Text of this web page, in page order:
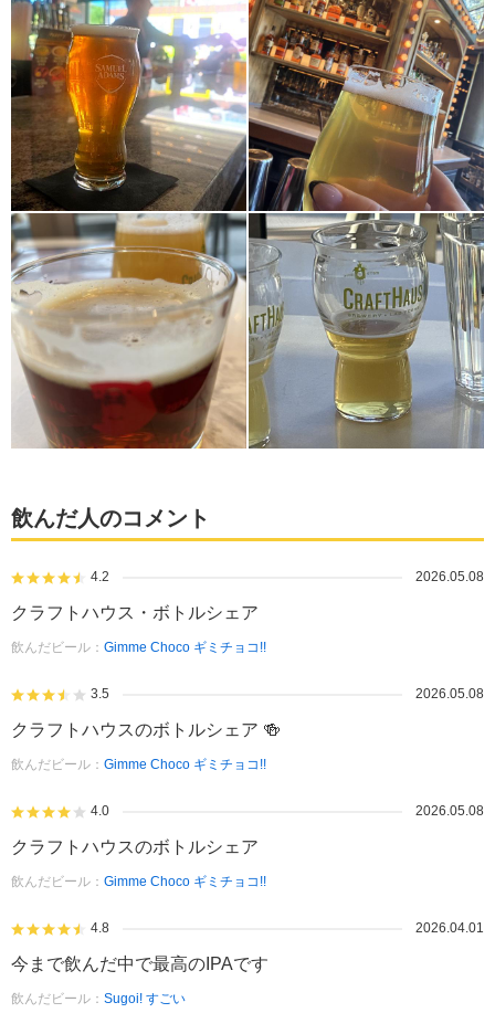
飲んだ人のコメント
4.2 2026.05.08
クラフトハウス・ボトルシェア
飲んだビール： Gimme Choco ギミチョコ!!
3.5 2026.05.08
クラフトハウスのボトルシェア 🍻
飲んだビール： Gimme Choco ギミチョコ!!
4.0 2026.05.08
クラフトハウスのボトルシェア
飲んだビール： Gimme Choco ギミチョコ!!
4.8 2026.04.01
今まで飲んだ中で最高のIPAです
飲んだビール： Sugoi! すごい